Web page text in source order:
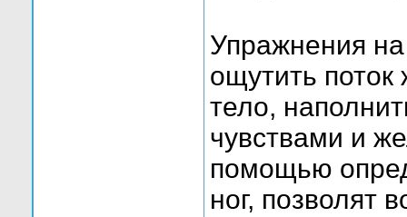
Упражнения на
ощутить поток
тело,
чувствами и
помощью
ног, позволят